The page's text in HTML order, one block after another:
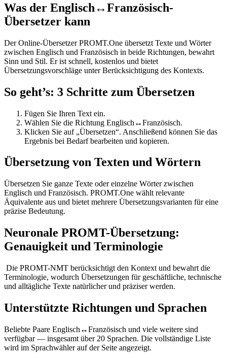
Was der Englisch↔Französisch-
Übersetzer kann
Der Online-Übersetzer PROMT.One übersetzt Texte und Wörter
zwischen Englisch und Französisch in beide Richtungen, bewahrt
Sinn und Stil. Er ist schnell, kostenlos und bietet
Übersetzungsvorschläge unter Berücksichtigung des Kontexts.
So geht’s: 3 Schritte zum Übersetzen
Fügen Sie Ihren Text ein.
Wählen Sie die Richtung Englisch↔Französisch.
Klicken Sie auf „Übersetzen“. Anschließend können Sie das
Ergebnis bei Bedarf bearbeiten und kopieren.
Übersetzung von Texten und Wörtern
Übersetzen Sie ganze Texte oder einzelne Wörter zwischen
Englisch und Französisch. PROMT.One wählt relevante
Äquivalente aus und bietet mehrere Übersetzungsvarianten für eine
präzise Bedeutung.
Neuronale PROMT-Übersetzung:
Genauigkeit und Terminologie
Die PROMT-NMT berücksichtigt den Kontext und bewahrt die
Terminologie, wodurch Übersetzungen für geschäftliche, technische
und alltägliche Texte natürlicher und präziser werden.
Unterstützte Richtungen und Sprachen
Beliebte Paare Englisch↔Französisch und viele weitere sind
verfügbar — insgesamt über 20 Sprachen. Die vollständige Liste
wird im Sprachwähler auf der Seite angezeigt.